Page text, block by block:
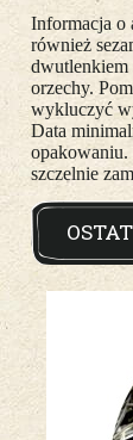
Informacja o
również
dwutlenkiem
orzechy.
wykluczyć
Data
opakowaniu.
szczelnie